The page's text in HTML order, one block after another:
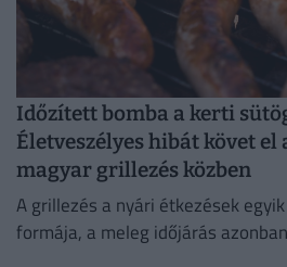
Időzített bomba a kerti
Életveszélyes hibát követ el
magyar grillezés közben
A grillezés a nyári étkezések
formája, a meleg időjárás